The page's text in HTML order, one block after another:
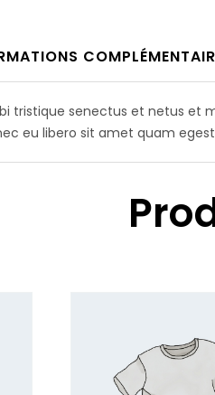
tristique senectus et netus et
eu libero sit amet quam